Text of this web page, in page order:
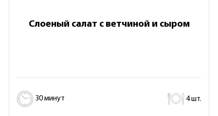
Слоеный салат с ветчиной и сыром
30 минут 4 шт.